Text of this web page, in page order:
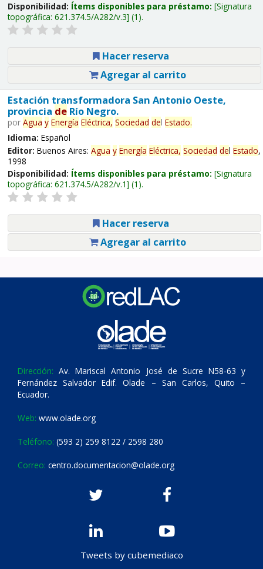
Disponibilidad: Ítems disponibles para préstamo: Signatura
topográfica: 621.374.5/A282/v.3 (1).
Hacer reserva
Agregar al carrito
Estación transformadora San Antonio Oeste,
provincia deRío Negro.
por Agua y Energía Eléctrica, Sociedad del Estado.
Idioma: Español
Editor: Buenos Aires: Agua y Energía Eléctrica, Sociedad del Estado,
1998
Disponibilidad: Ítems disponibles para préstamo: Signatura
topográfica: 621.374.5/A282/v.1 (1).
Hacer reserva
Agregar al carrito
Dirección: Av. Mariscal Antonio José de Sucre N58-63 y
Fernández Salvador Edif. Olade – San Carlos, Quito –
Ecuador.
Web: www.olade.org
Teléfono: (593 2) 259 8122 / 2598 280
Correo: centro.documentacion@olade.org
Tweets by cubemediaco